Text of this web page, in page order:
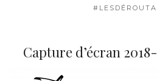
Capture d’écran